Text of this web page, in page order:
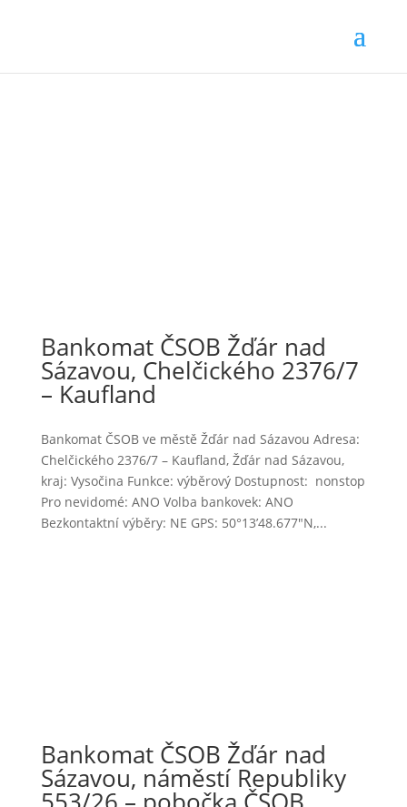
Bankomat ČSOB Žďár nad
Sázavou, Chelčického 2376/7
– Kaufland
Bankomat ČSOB ve městě Žďár nad Sázavou Adresa:
Chelčického 2376/7 – Kaufland, Žďár nad Sázavou,
kraj: Vysočina Funkce: výběrový Dostupnost: nonstop
Pro nevidomé: ANO Volba bankovek: ANO
Bezkontaktní výběry: NE GPS: 50°13’48.677″N,...
Bankomat ČSOB Žďár nad
Sázavou, náměstí Republiky